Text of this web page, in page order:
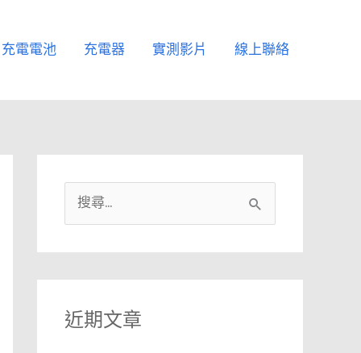
充電電池 充電器 實測影片 線上聯絡
尋
關
鍵
字
近期文章